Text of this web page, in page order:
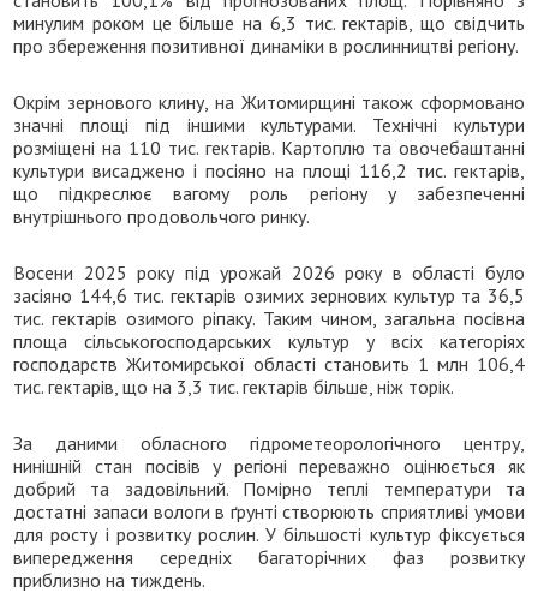
минулим роком це більше на 6,3 тис. гектарів, що свідчить
про збереження позитивної динаміки в рослинництві регіону.
Окрім зернового клину, на Житомирщині також сформовано
значні площі під іншими культурами. Технічні культури
розміщені на 110 тис. гектарів. Картоплю та овочебаштанні
культури висаджено і посіяно на площі 116,2 тис. гектарів,
що підкреслює вагому роль регіону у забезпеченні
внутрішнього продовольчого ринку.
Восени 2025 року під урожай 2026 року в області було
засіяно 144,6 тис. гектарів озимих зернових культур та 36,5
тис. гектарів озимого ріпаку. Таким чином, загальна посівна
площа сільськогосподарських культур у всіх категоріях
господарств Житомирської області становить 1 млн 106,4
тис. гектарів, що на 3,3 тис. гектарів більше, ніж торік.
За даними обласного гідрометеорологічного центру,
нинішній стан посівів у регіоні переважно оцінюється як
добрий та задовільний. Помірно теплі температури та
достатні запаси вологи в ґрунті створюють сприятливі умови
для росту і розвитку рослин. У більшості культур фіксується
випередження середніх багаторічних фаз розвитку
приблизно на тиждень.